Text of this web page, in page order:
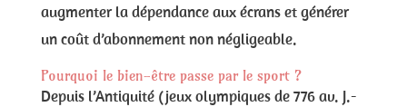
augmenter la dépendance aux écrans et générer
un coût d’abonnement non négligeable.
Pourquoi le bien-être passe par le sport ?
Depuis l’Antiquité (jeux olympiques de 776 av. J.-